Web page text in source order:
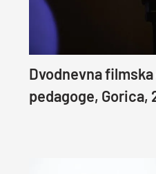
Dvodnevna
pedagoge, Gorica,